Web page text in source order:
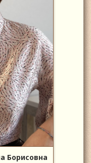
Борисовна